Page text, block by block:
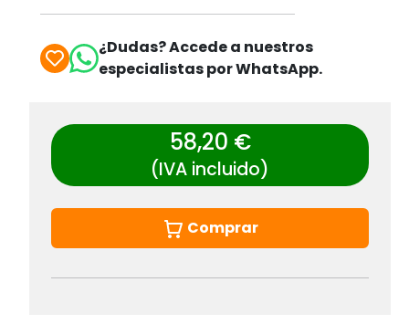
¿Dudas? Accede a nuestros
especialistas por WhatsApp.
58,20 €
(IVA incluido)
Comprar